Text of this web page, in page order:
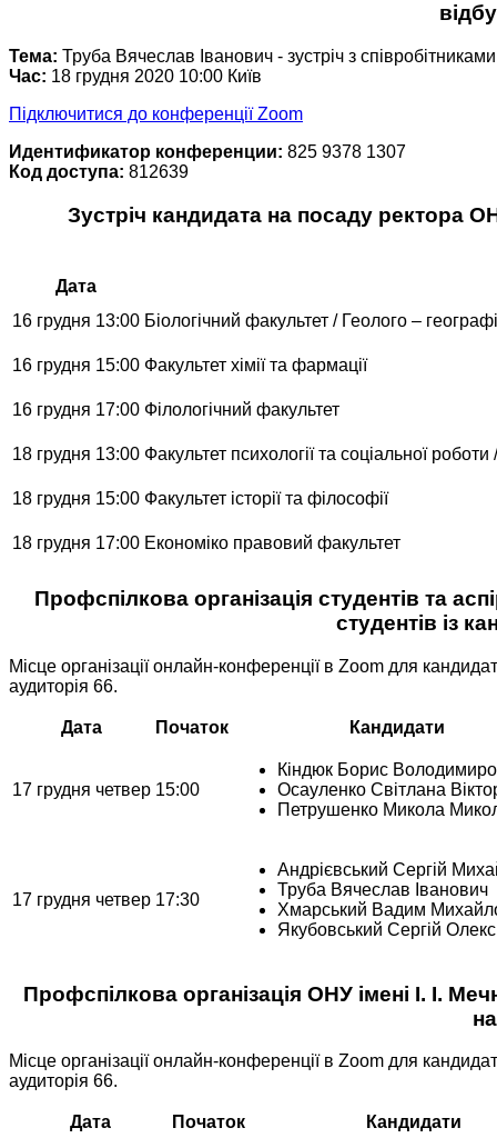
Тема: Труба Вячеслав Іванович - зустріч з співробітниками
Час: 18 грудня 2020 10:00 Київ
Підключитися до конференції Zoom
Идентификатор конференции: 825 9378 1307
Код доступа: 812639
Зустріч кандидата на посаду ректора
Дата
16 грудня 13:00 Біологічний факультет / Геолого –
16 грудня 15:00 Факультет хімії та фармації
16 грудня 17:00 Філологічний факультет
18 грудня 13:00 Факультет психології та соціальної
18 грудня 15:00 Факультет історії та філософії
18 грудня 17:00 Економіко правовий факультет
Профспілкова організація студентів та
студентів із
Місце організації онлайн-конференції в Zoom для
аудиторія 66.
Дата Початок Кандидати
17 грудня четвер 15:00
Кіндюк Борис
Осауленко Світлана
Петрушенко Микола
17 грудня четвер 17:30
Андрієвський Сергій
Труба Вячеслав Іванович
Хмарський Вадим
Якубовський Сергій
Профспілкова організація ОНУ імені І. І.
Місце організації онлайн-конференції в Zoom для
аудиторія 66.
Дата Початок Кандидати